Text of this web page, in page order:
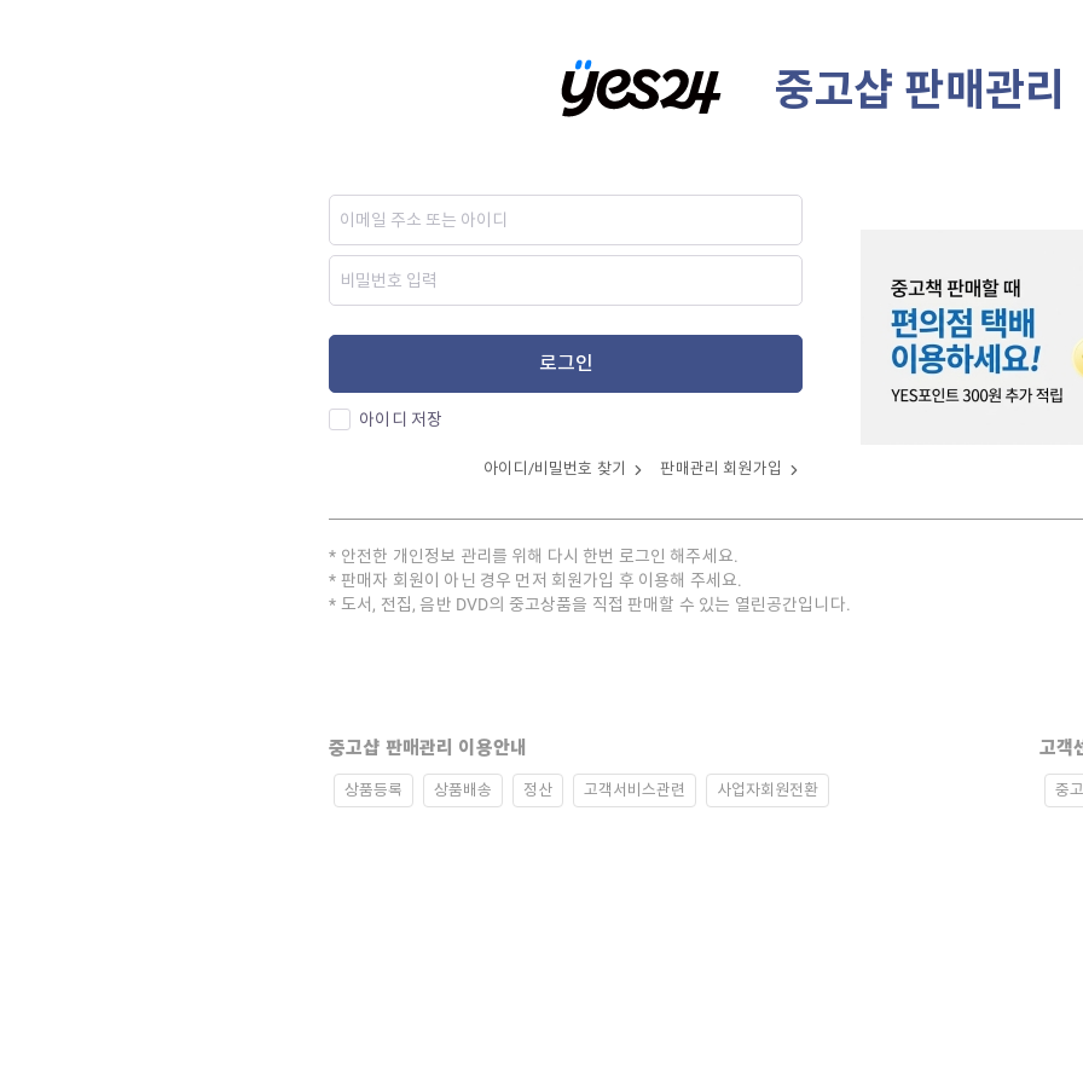
중고샵 판매관리
로그인
아이디 저장
아이디/비밀번호 찾기 판매관리 회원가입
안전한 개인정보 관리를 위해 다시 한번 로그인 해주세요.
판매자 회원이 아닌 경우 먼저 회원가입 후 이용해 주세요.
도서, 전집, 음반 DVD의 중고상품을 직접 판매할 수 있는 열린공간입니다.
중고샵 판매관리 이용안내
상품등록 상품배송 정산 고객서비스관련 사업자회원전환
고객
중